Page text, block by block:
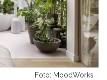
Foto: MoodWorks